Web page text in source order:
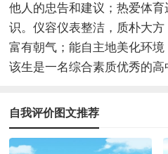
他人的忠告和建议；热爱体
识。仪容仪表整洁，质朴大方
富有朝气；能自主地美化环境
该生是一名综合素质优秀的高
自我评价图文推荐